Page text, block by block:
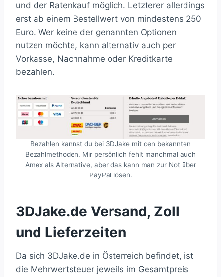
und der Ratenkauf möglich. Letzterer allerdings
erst ab einem Bestellwert von mindestens 250
Euro. Wer keine der genannten Optionen
nutzen möchte, kann alternativ auch per
Vorkasse, Nachnahme oder Kreditkarte
bezahlen.
Bezahlen kannst du bei 3DJake mit den bekannten
Bezahlmethoden. Mir persönlich fehlt manchmal auch
Amex als Alternative, aber das kann man zur Not über
PayPal lösen.
3DJake.de Versand, Zoll
und Lieferzeiten
Da sich 3DJake.de in Österreich befindet, ist
die Mehrwertsteuer jeweils im Gesamtpreis